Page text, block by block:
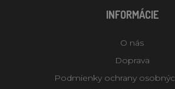
INFORMÁCIE
O nás
Doprava
Podmienky ochrany